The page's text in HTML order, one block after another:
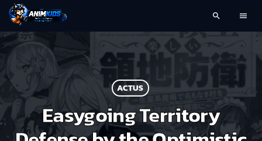
search menu
ACTUS
Easygoing Territory